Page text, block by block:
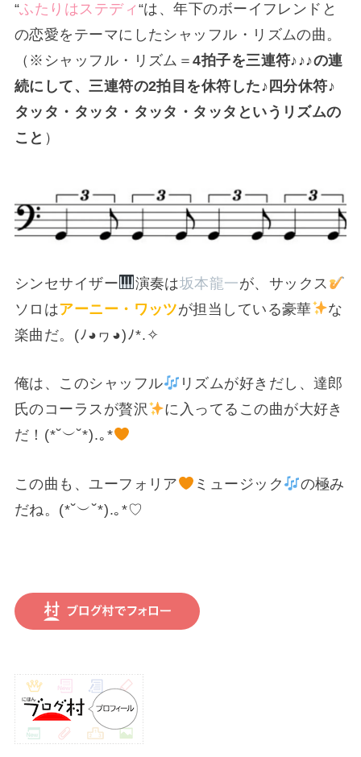
“ふたりはステディ “は、年下のボーイフレンドと
の恋愛をテーマにしたシャッフル・リズムの曲。
（※シャッフル・リズム＝4拍子を三連符♪♪♪の連
続にして、三連符の2拍目を休符した♪四分休符♪
タッタ・タッタ・タッタ・タッタというリズムの
こと ）
シンセサイザー 演奏は坂本龍一が、サックス
ソロはアーニー・ワッツが担当している豪華
な
楽曲だ。(⁠ﾉ⁠◕⁠ヮ⁠◕⁠)⁠ﾉ⁠*⁠.⁠✧
俺は、このシャッフル
リズムが好きだし、達郎
氏のコーラスが贅沢
に入ってるこの曲が大好き
だ！(⁠*⁠˘⁠︶⁠˘⁠*⁠)⁠.⁠｡⁠*⁠
この曲も、ユーフォリア ミュージック
の極み
だね。(⁠*⁠˘⁠︶⁠˘⁠*⁠)⁠.⁠｡⁠*⁠♡